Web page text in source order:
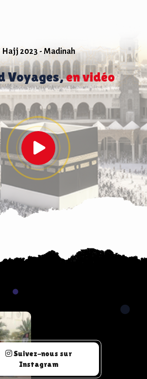
Hajj 2023 - Madinah
Voyages,en vidéo
Suivez-nous sur
Instagram